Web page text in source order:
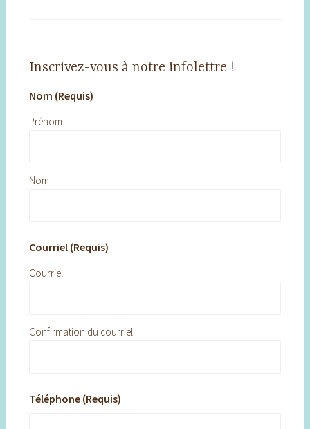
Inscrivez-vous à notre infolettre !
Nom (Requis)
Prénom
Nom
Courriel (Requis)
Courriel
Confirmation du courriel
Téléphone (Requis)